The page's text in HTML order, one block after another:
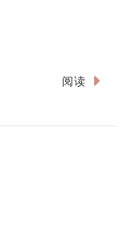
阅读